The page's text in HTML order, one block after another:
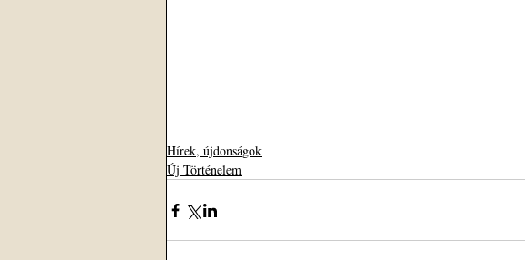
Hírek, újdonságok
Új Történelem